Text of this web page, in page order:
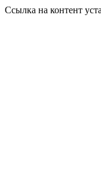
Ссылка на контент